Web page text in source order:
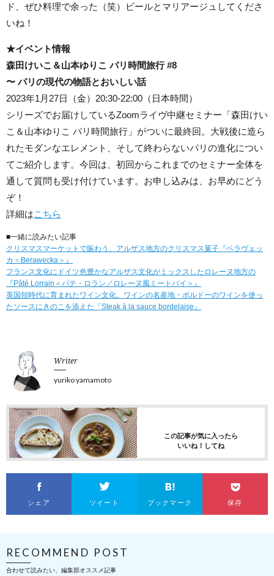
ド、ぜひ料理で余った（笑）ビールとマリアージュしてくださ
いね！
★イベント情報
森田けいこ＆山本ゆりこ パリ時間旅行 #8
〜 パリの現代の物語とおいしい話
2023年1月27日（金）20:30-22:00（日本時間）
シリーズでお届けしているZoomライヴ中継セミナー「森田けい
こ＆山本ゆりこ パリ時間旅行」がついに最終回。大戦後に造ら
れたモダンなエレメント、そして終わらないパリの進化につい
てご紹介します。今回は、初回からこれまでのセミナー全体を
通して質問も受け付けています。お申し込みは、お早めにどう
ぞ！
詳細はこちら
■一緒に読みたい記事
クリスマスマーケットで賑わう、アルザス地方のクリスマス菓子『ベラヴェッ
カ＜Berawecka＞』
フランス文化にドイツ色豊かなアルザス文化がミックスしたロレーヌ地方の
『Pâté Lorrain＜パテ・ロラン／ロレーヌ風ミートパイ＞』
英国領時代に育まれたワイン文化。ワインの名産地・ボルドーのワインを使っ
たソースにきのこを添えた「Steak à la sauce bordelaise」
Writer
yuriko yamamoto
この記事が気に入ったら
いいね！してね
シェア ツイート ブックマーク 保存
RECOMMEND POST
合わせて読みたい、編集部オススメ記事